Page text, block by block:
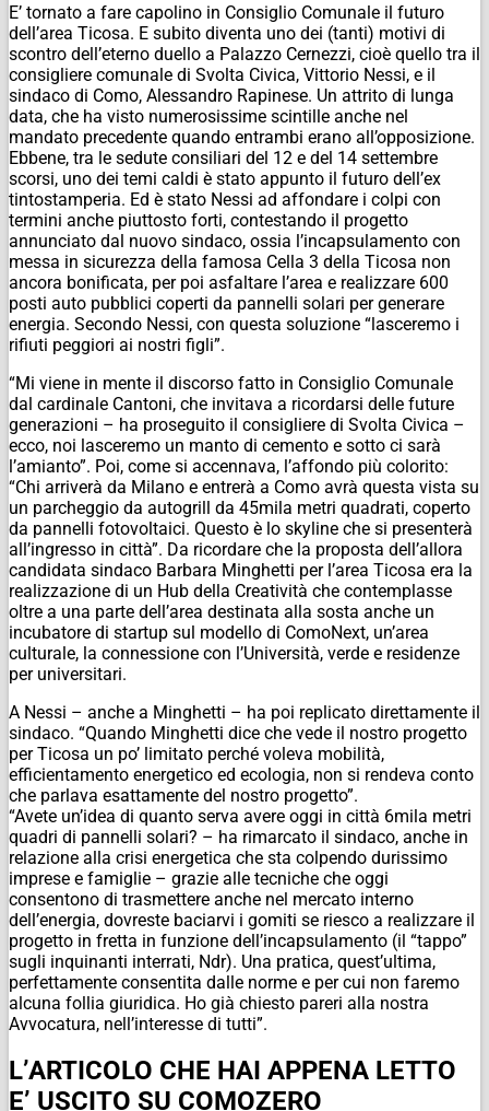
E’ tornato a fare capolino in Consiglio Comunale il futuro
dell’area Ticosa. E subito diventa uno dei (tanti) motivi di
scontro dell’eterno duello a Palazzo Cernezzi, cioè quello tra il
consigliere comunale di Svolta Civica, Vittorio Nessi, e il
sindaco di Como, Alessandro Rapinese. Un attrito di lunga
data, che ha visto numerosissime scintille anche nel
mandato precedente quando entrambi erano all’opposizione.
Ebbene, tra le sedute consiliari del 12 e del 14 settembre
scorsi, uno dei temi caldi è stato appunto il futuro dell’ex
tintostamperia. Ed è stato Nessi ad affondare i colpi con
termini anche piuttosto forti, contestando il progetto
annunciato dal nuovo sindaco, ossia l’incapsulamento con
messa in sicurezza della famosa Cella 3 della Ticosa non
ancora bonificata, per poi asfaltare l’area e realizzare 600
posti auto pubblici coperti da pannelli solari per generare
energia. Secondo Nessi, con questa soluzione “lasceremo i
rifiuti peggiori ai nostri figli”.
“Mi viene in mente il discorso fatto in Consiglio Comunale
dal cardinale Cantoni, che invitava a ricordarsi delle future
generazioni – ha proseguito il consigliere di Svolta Civica –
ecco, noi lasceremo un manto di cemento e sotto ci sarà
l’amianto”. Poi, come si accennava, l’affondo più colorito:
“Chi arriverà da Milano e entrerà a Como avrà questa vista su
un parcheggio da autogrill da 45mila metri quadrati, coperto
da pannelli fotovoltaici. Questo è lo skyline che si presenterà
all’ingresso in città”. Da ricordare che la proposta dell’allora
candidata sindaco Barbara Minghetti per l’area Ticosa era la
realizzazione di un Hub della Creatività che contemplasse
oltre a una parte dell’area destinata alla sosta anche un
incubatore di startup sul modello di ComoNext, un’area
culturale, la connessione con l’Università, verde e residenze
per universitari.
A Nessi – anche a Minghetti – ha poi replicato direttamente il
sindaco. “Quando Minghetti dice che vede il nostro progetto
per Ticosa un po’ limitato perché voleva mobilità,
efficientamento energetico ed ecologia, non si rendeva conto
che parlava esattamente del nostro progetto”.
“Avete un’idea di quanto serva avere oggi in città 6mila metri
quadri di pannelli solari? – ha rimarcato il sindaco, anche in
relazione alla crisi energetica che sta colpendo durissimo
imprese e famiglie – grazie alle tecniche che oggi
consentono di trasmettere anche nel mercato interno
dell’energia, dovreste baciarvi i gomiti se riesco a realizzare il
progetto in fretta in funzione dell’incapsulamento (il “tappo”
sugli inquinanti interrati, Ndr). Una pratica, quest’ultima,
perfettamente consentita dalle norme e per cui non faremo
alcuna follia giuridica. Ho già chiesto pareri alla nostra
Avvocatura, nell’interesse di tutti”.
L’ARTICOLO CHE HAI APPENA LETTO
E’ USCITO SU COMOZERO